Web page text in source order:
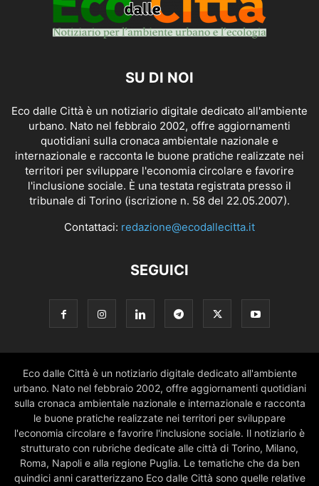
SU DI NOI
Eco dalle Città è un notiziario digitale dedicato all'ambiente
urbano. Nato nel febbraio 2002, offre aggiornamenti
quotidiani sulla cronaca ambientale nazionale e
internazionale e racconta le buone pratiche realizzate nei
territori per sviluppare l'economia circolare e favorire
l'inclusione sociale. È una testata registrata presso il
tribunale di Torino (iscrizione n. 58 del 22.05.2007).
Contattaci: redazione@ecodallecitta.it
SEGUICI
Eco dalle Città è un notiziario digitale dedicato all'ambiente
urbano. Nato nel febbraio 2002, offre aggiornamenti quotidiani
sulla cronaca ambientale nazionale e internazionale e racconta
le buone pratiche realizzate nei territori per sviluppare
l'economia circolare e favorire l'inclusione sociale. Il notiziario è
strutturato con rubriche dedicate alle città di Torino, Milano,
Roma, Napoli e alla regione Puglia. Le tematiche che da ben
quindici anni caratterizzano Eco dalle Città sono quelle relative